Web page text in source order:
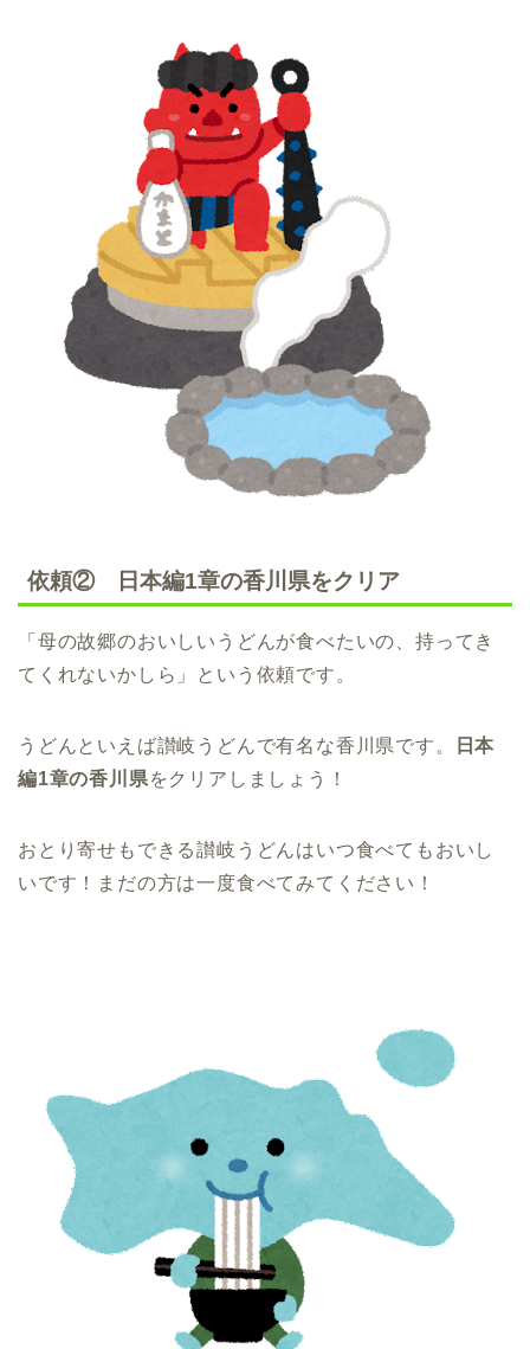
依頼② 日本編1章の香川県をクリア
「母の故郷のおいしいうどんが食べたいの、持ってき
てくれないかしら」という依頼です。
うどんといえば讃岐うどんで有名な香川県です。
日本
編1章の香川県をクリアしましょう！
おとり寄せもできる讃岐うどんはいつ食べてもおいし
いです！まだの方は一度食べてみてください！